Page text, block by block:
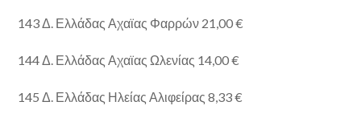
143 Δ. Ελλάδας Αχαϊας Φαρρών 21,00 €
144 Δ. Ελλάδας Αχαϊας Ωλενίας 14,00 €
145 Δ. Ελλάδας Ηλείας Αλιφείρας 8,33 €